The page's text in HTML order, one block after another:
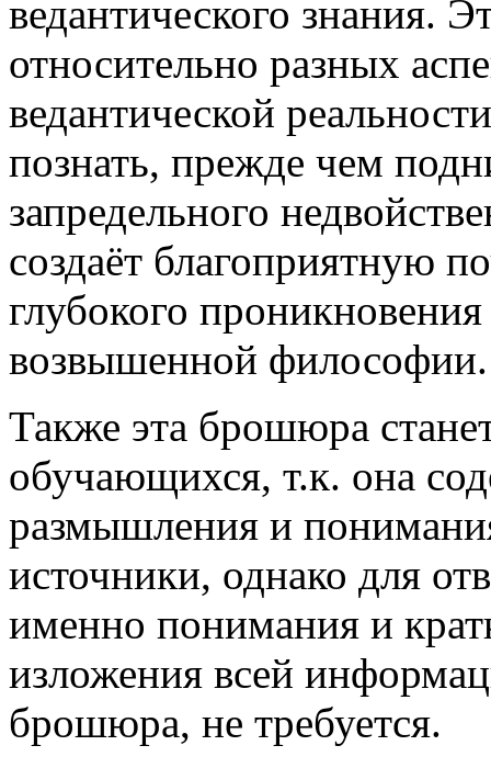
ведантического знания.
относительно разных
ведантической
познать, прежде чем
запредельного
создаёт благоприятную
глубокого
возвышенной философии.
Также эта брошюра
обучающихся, т.к. она
размышления и
источники, однако для
именно понимания и
изложения всей
брошюра, не требуется.